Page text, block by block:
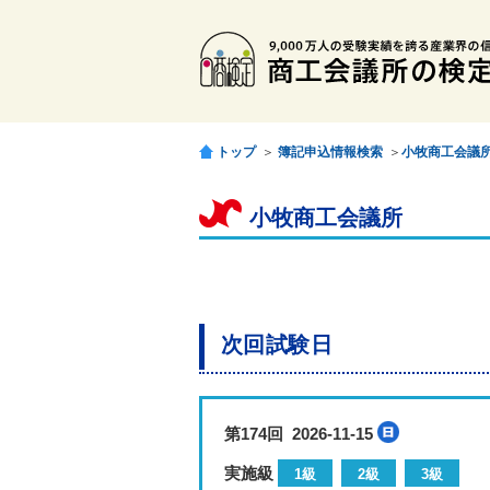
トップ ＞ 簿記申込情報検索 ＞ 小牧商工会議
小牧商工会議所
次回試験日
第174回 2026-11-15
実施級 1級 2級 3級